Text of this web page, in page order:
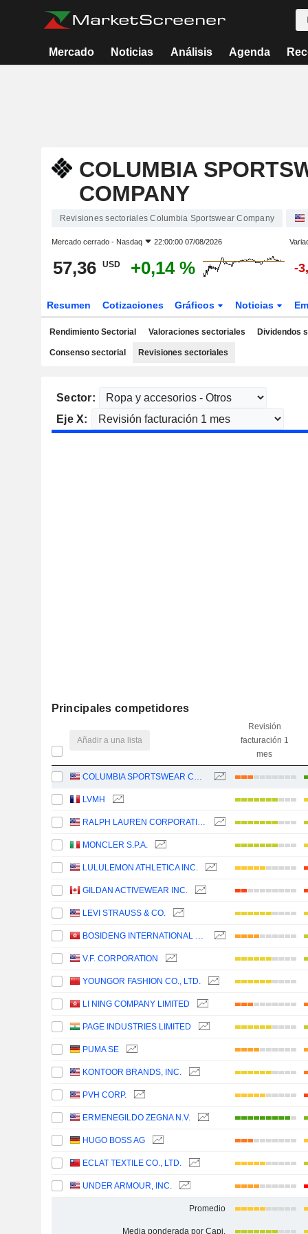
Mercado Noticias Análisis Agenda
COLUMBIA
COMPANY
Revisiones sectoriales Columbia Sportswear Company
Mercado cerrado - Nasdaq 22:00:00 07/08/2026
57,36 USD +0,14 % -
Resumen Cotizaciones Gráficos Noticias
Rendimiento Sectorial Valoraciones sectoriales Dividendos
Consenso sectorial Revisiones sectoriales
Sector:
Eje X:
Principales competidores
Añadir a una lista
Revisión
facturación 1
mes
COLUMBIA SPORTSWEAR COMPANY
LVMH
RALPH LAUREN CORPORATION
MONCLER S.P.A.
LULULEMON ATHLETICA INC.
GILDAN ACTIVEWEAR INC.
LEVI STRAUSS & CO.
BOSIDENG INTERNATIONAL HOLDINGS LIMITED
V.F. CORPORATION
YOUNGOR FASHION CO., LTD.
LI NING COMPANY LIMITED
PAGE INDUSTRIES LIMITED
PUMA SE
KONTOOR BRANDS, INC.
PVH CORP.
ERMENEGILDO ZEGNA N.V.
HUGO BOSS AG
ECLAT TEXTILE CO., LTD.
UNDER ARMOUR, INC.
Promedio
Media ponderada por Capi.